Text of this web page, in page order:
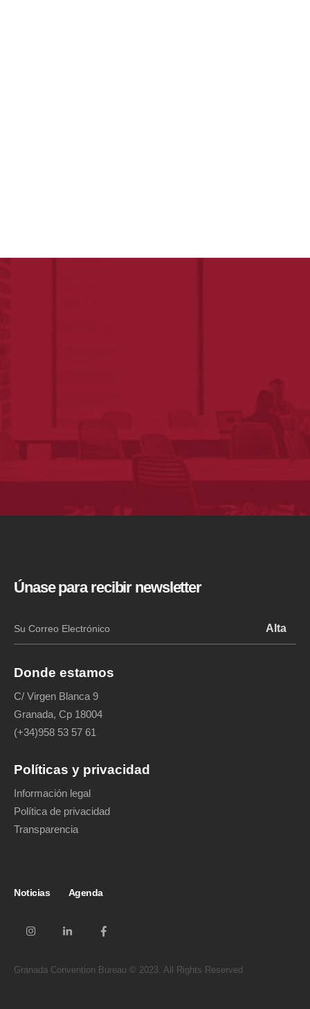
Únase para recibir newsletter
Donde estamos
C/ Virgen Blanca 9
Granada, Cp 18004
(+34)958 53 57 61
Políticas y privacidad
Información legal
Política de privacidad
Transparencia
Noticias Agenda
Granada Convention Bureau © 2023. All Rights Reserved